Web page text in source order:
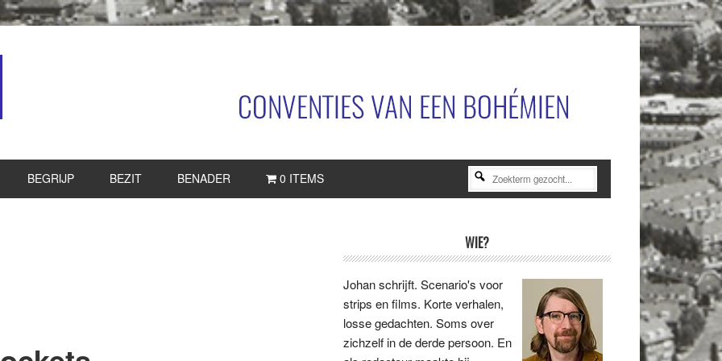
BEGRIJP BEZIT BENADER 0 ITEMS Zoekterm
gezocht...
Sidebar
WIE?
Johan schrijft. Scenario's voor
strips en films. Korte verhalen,
losse gedachten. Soms over
zichzelf in de derde persoon. En